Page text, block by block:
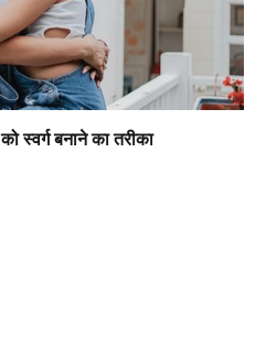
स्वर्ग बनाने का तरीका